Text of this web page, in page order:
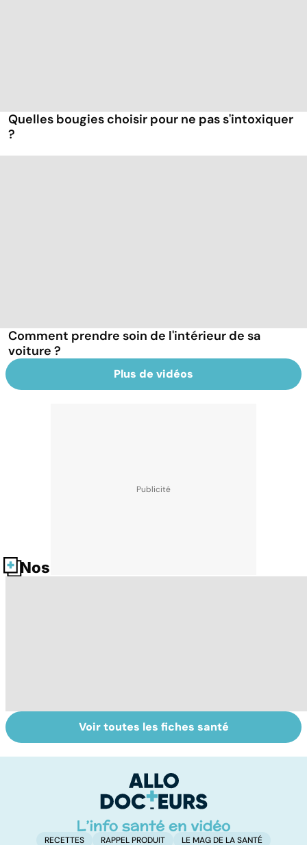
Quelles bougies choisir pour ne pas s'intoxiquer
?
Comment prendre soin de l'intérieur de sa
voiture ?
Plus de vidéos
Nos fiches santé
Pollution : quand
le danger vient
Tout savoir sur
les infections
Voir toutes les fiches santé
RECETTES RAPPEL PRODUIT LE MAG DE LA SANTÉ